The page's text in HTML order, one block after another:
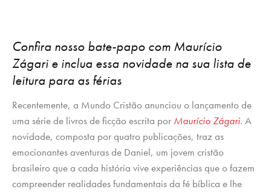
Confira nosso bate-papo com Maurício
Zágari e inclua essa novidade na sua lista de
leitura para as férias
Recentemente, a Mundo Cristão anunciou o lançamento de
uma série de livros de ficção escrita por Maurício Zágari. A
novidade, composta por quatro publicações, traz as
emocionantes aventuras de Daniel, um jovem cristão
brasileiro que a cada história vive experiências que o fazem
compreender realidades fundamentais da fé bíblica e lhe